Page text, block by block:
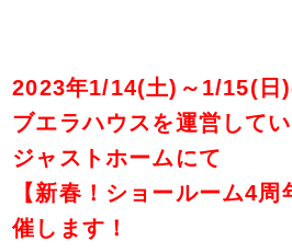
2023年1/14(土)～1/15(日)
ブエラハウスを運営して
ジャストホームにて
【新春！ショールーム4周
催します！